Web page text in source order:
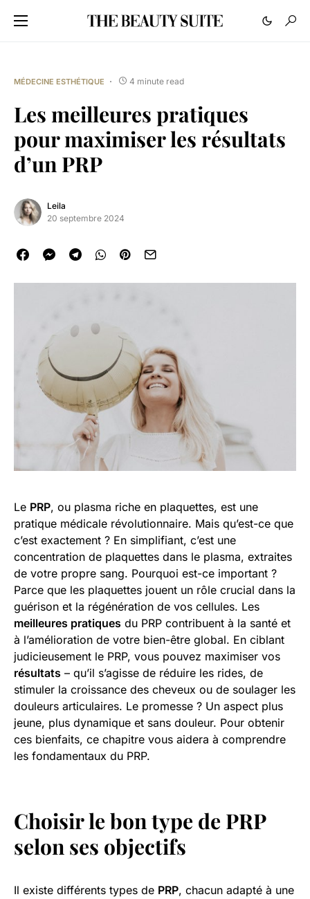
MÉDECINE ESTHÉTIQUE 4 minute read
Les meilleures pratiques
pour maximiser les résultats
d’un PRP
Leila
20 septembre 2024
Le PRP, ou plasma riche en plaquettes, est une
pratique médicale révolutionnaire. Mais qu’est-ce que
c’est exactement ? En simplifiant, c’est une
concentration de plaquettes dans le plasma, extraites
de votre propre sang. Pourquoi est-ce important ?
Parce que les plaquettes jouent un rôle crucial dans la
guérison et la régénération de vos cellules. Les
meilleures pratiques du PRP contribuent à la santé et
à l’amélioration de votre bien-être global. En ciblant
judicieusement le PRP, vous pouvez maximiser vos
résultats – qu’il s’agisse de réduire les rides, de
stimuler la croissance des cheveux ou de soulager les
douleurs articulaires. Le promesse ? Un aspect plus
jeune, plus dynamique et sans douleur. Pour obtenir
ces bienfaits, ce chapitre vous aidera à comprendre
les fondamentaux du PRP.
Choisir le bon type de PRP
selon ses objectifs
Il existe différents types de PRP, chacun adapté à une